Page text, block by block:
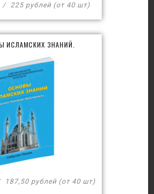
225 рублей (от 40 шт)
ИСЛАМСКИХ ЗНАНИЙ.
187,50 рублей (от 40 шт)